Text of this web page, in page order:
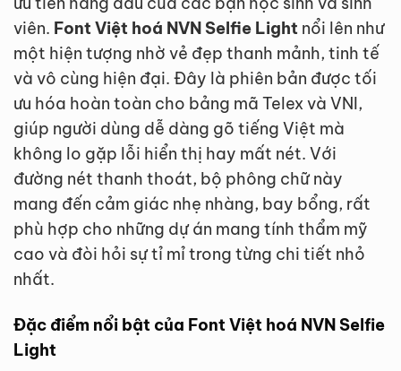
viên. Font Việt hoá NVN Selfie Light nổi lên như
một hiện tượng nhờ vẻ đẹp thanh mảnh, tinh tế
và vô cùng hiện đại. Đây là phiên bản được tối
ưu hóa hoàn toàn cho bảng mã Telex và VNI,
giúp người dùng dễ dàng gõ tiếng Việt mà
không lo gặp lỗi hiển thị hay mất nét. Với
đường nét thanh thoát, bộ phông chữ này
mang đến cảm giác nhẹ nhàng, bay bổng, rất
phù hợp cho những dự án mang tính thẩm mỹ
cao và đòi hỏi sự tỉ mỉ trong từng chi tiết nhỏ
nhất.
Đặc điểm nổi bật của Font Việt hoá NVN Selfie
Light